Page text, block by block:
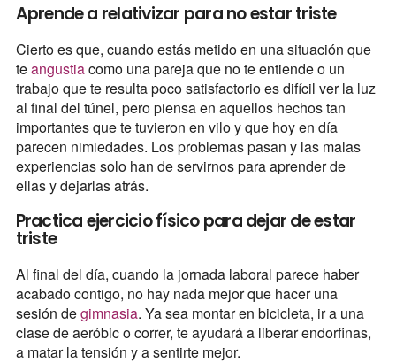
Aprende a relativizar para no estar triste
Cierto es que, cuando estás metido en una situación que
teangustiacomo una pareja que no te entiende o un
trabajo que te resulta poco satisfactorio es difícil ver la luz
al final del túnel, pero piensa en aquellos hechos tan
importantes que te tuvieron en vilo y que hoy en día
parecen nimiedades. Los problemas pasan y las malas
experiencias solo han de servirnos para aprender de
ellas y dejarlas atrás.
Practica ejercicio físico para dejar de estar
triste
Al final del día, cuando la jornada laboral parece haber
acabado contigo, no hay nada mejor que hacer una
sesión degimnasia. Ya sea montar en bicicleta, ir a una
clase de aeróbic o correr, te ayudará a liberar endorfinas,
a matar la tensión y a sentirte mejor.